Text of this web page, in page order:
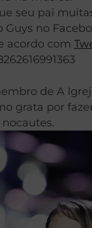
seu pai
no
acordo com
de A
grata por